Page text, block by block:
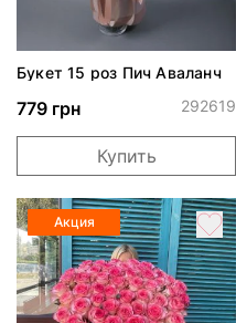
Букет 15 роз Пич Аваланч
779 грн 292619
Купить
Акция